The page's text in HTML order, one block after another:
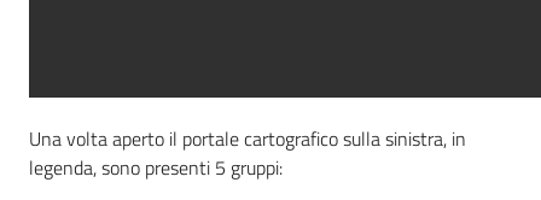
Una volta aperto il portale cartografico sulla sinistra, in
legenda, sono presenti 5 gruppi: